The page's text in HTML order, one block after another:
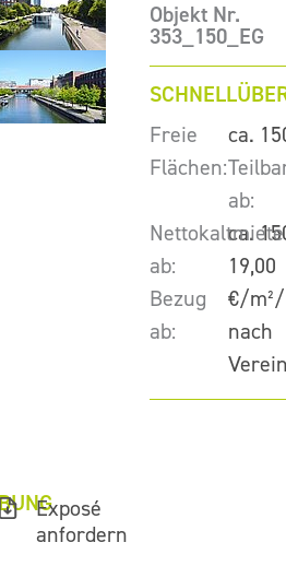
Objekt Nr.
353_150_EG
Freie
Flächen:
ca.
ab:
ca.
Nettokaltmiete
ab:
19,00
€/
Bezug
ab:
nach
Exposé
anfordern